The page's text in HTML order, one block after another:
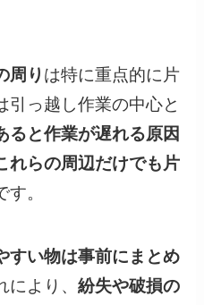
周り は特に重点的に片
引っ越し作業の中心と
ると作業が遅れる原因
れらの周辺だけでも片
す。
すい物は事前にまとめ
により、紛失や破損の